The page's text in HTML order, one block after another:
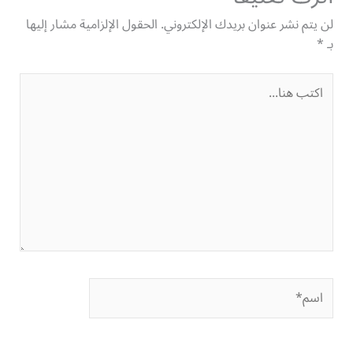
لن يتم نشر عنوان بريدك الإلكتروني.الحقول الإلزامية مشار إليها
بـ*
اكتب
هنا...
اسم*